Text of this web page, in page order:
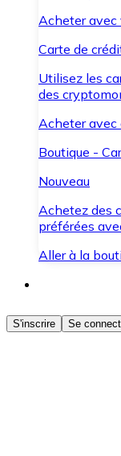
Acheter avec
Carte de
Utilisez les
des
Acheter avec
Boutique -
Nouveau
Achetez des
préférées
Aller à la
Acheter des
Achetez les
S'inscrire Se